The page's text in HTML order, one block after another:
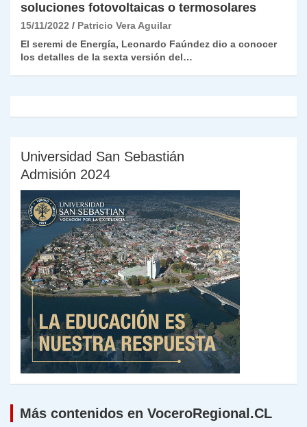
soluciones fotovoltaicas o termosolares
15/11/2022
Patricio Vera Aguilar
El seremi de Energía, Leonardo Faúndez dio a conocer
los detalles de la sexta versión del…
Universidad San Sebastián
Admisión 2024
Más contenidos en VoceroRegional.CL